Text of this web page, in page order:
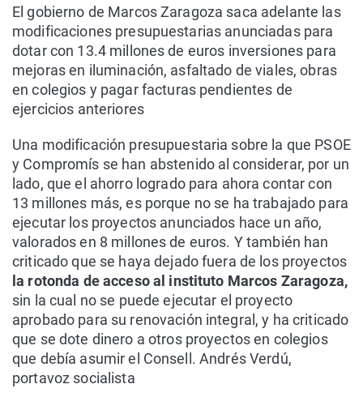
El gobierno de Marcos Zaragoza saca adelante las
modificaciones presupuestarias anunciadas para
dotar con 13.4 millones de euros inversiones para
mejoras en iluminación, asfaltado de viales, obras
en colegios y pagar facturas pendientes de
ejercicios anteriores
Una modificación presupuestaria sobre la que PSOE
y Compromís se han abstenido al considerar, por un
lado, que el ahorro logrado para ahora contar con
13 millones más, es porque no se ha trabajado para
ejecutar los proyectos anunciados hace un año,
valorados en 8 millones de euros. Y también han
criticado que se haya dejado fuera de los proyectos
la rotonda de acceso al instituto Marcos Zaragoza,
sin la cual no se puede ejecutar el proyecto
aprobado para su renovación integral, y ha criticado
que se dote dinero a otros proyectos en colegios
que debía asumir el Consell. Andrés Verdú,
portavoz socialista